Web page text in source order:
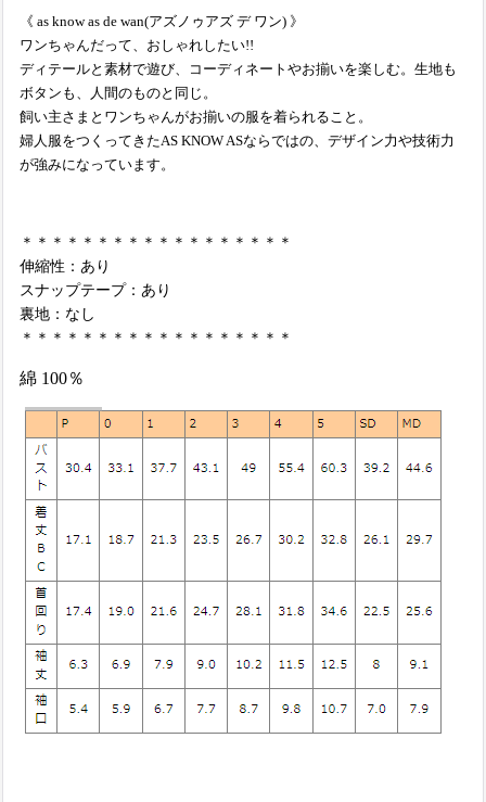
《 as know as de wan(アズノゥアズ デ ワン) 》
ワンちゃんだって、おしゃれしたい!!
ディテールと素材で遊び、コーディネートやお揃いを楽しむ。生地も
ボタンも、人間のものと同じ。
飼い主さまとワンちゃんがお揃いの服を着られること。
婦人服をつくってきたAS KNOW ASならではの、デザイン力や技術力
が強みになっています。
＊＊＊＊＊＊＊＊＊＊＊＊＊＊＊＊＊＊
伸縮性：あり
スナップテープ：あり
裏地：なし
＊＊＊＊＊＊＊＊＊＊＊＊＊＊＊＊＊＊
綿 100％